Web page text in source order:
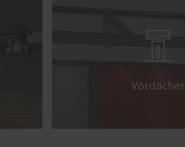

Vordächer